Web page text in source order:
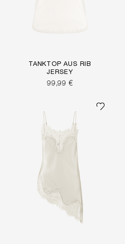
TANKTOP AUS RIB
JERSEY
99,99 €